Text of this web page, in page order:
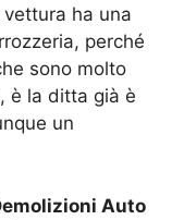
ha una
perché
sono molto
è la ditta già è
un
Auto